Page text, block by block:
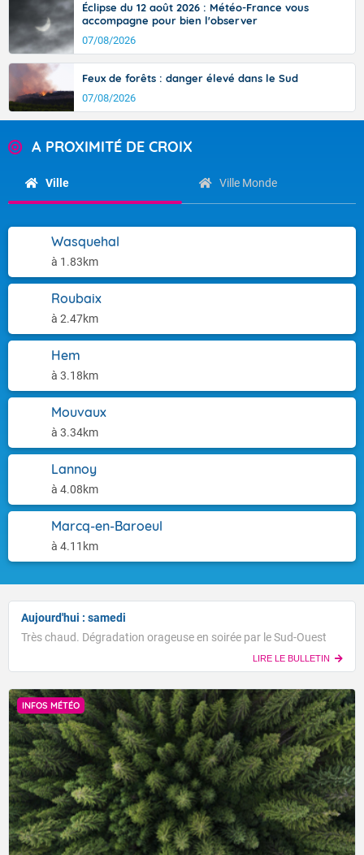
Éclipse du 12 août 2026 : Météo-France vous
accompagne pour bien l'observer
07/08/2026
Feux de forêts : danger élevé dans le Sud
07/08/2026
A PROXIMITÉ DE CROIX
Ville Ville Monde
Wasquehal
à 1.83km
Roubaix
à 2.47km
Hem
à 3.18km
Mouvaux
à 3.34km
Lannoy
à 4.08km
Marcq-en-Baroeul
à 4.11km
Aujourd'hui : samedi
Très chaud. Dégradation orageuse en soirée par le Sud-Ouest
LIRE LE BULLETIN
INFOS MÉTÉO